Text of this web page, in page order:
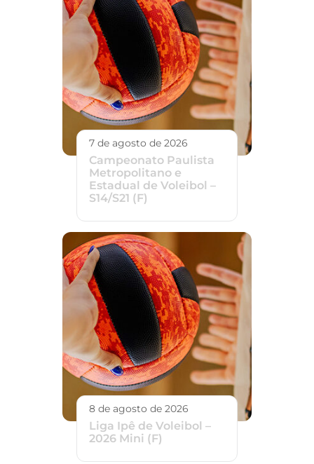
7 de agosto de 2026
Campeonato Paulista
Metropolitano e
Estadual de Voleibol –
S14/S21 (F)
8 de agosto de 2026
Liga Ipê de Voleibol –
2026 Mini (F)